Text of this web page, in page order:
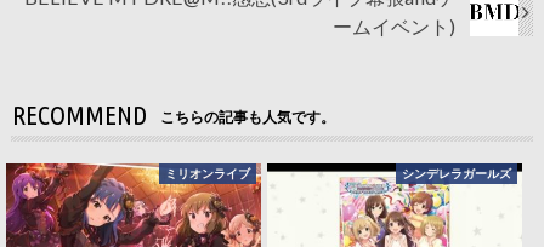
ームイベント)
RECOMMEND こちらの記事も人気です。
ミリオンライブ シンデレラガールズ